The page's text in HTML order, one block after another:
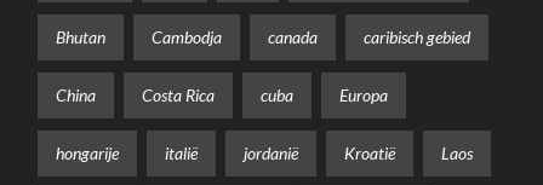
Bhutan Cambodja canada caribisch gebied
China Costa Rica cuba Europa
hongarije italië jordanië Kroatië Laos